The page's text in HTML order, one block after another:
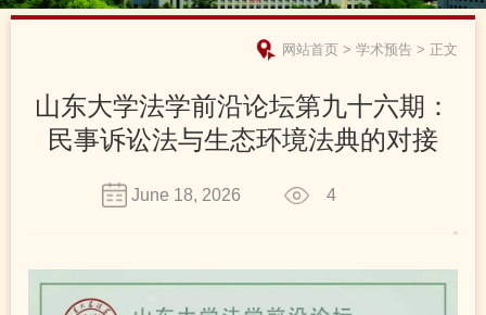
网站首页 > 学术预告 > 正文
山东大学法学前沿论坛第九十六期：
民事诉讼法与生态环境法典的对接
June 18, 2026 4